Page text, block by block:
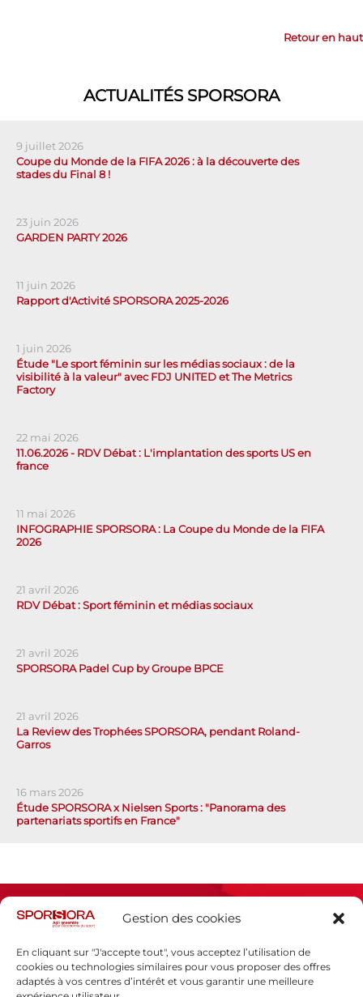
Gestion des cookies
En cliquant sur "J'accepte tout", vous acceptez l’utilisation de
cookies ou technologies similaires pour vous proposer des offres
adaptés à vos centres d’intérêt et vous garantir une meilleure
Retour en haut
ACTUALITÉS SPORSORA
9 juillet 2026
Coupe du Monde de la FIFA 2026 : à la découverte des
stades du Final 8 !
23 juin 2026
GARDEN PARTY 2026
11 juin 2026
Rapport d'Activité SPORSORA 2025-2026
1 juin 2026
Étude "Le sport féminin sur les médias sociaux : de la
visibilité à la valeur" avec FDJ UNITED et The Metrics
Factory
22 mai 2026
11.06.2026 - RDV Débat : L'implantation des sports US en
france
11 mai 2026
INFOGRAPHIE SPORSORA : La Coupe du Monde de la FIFA
2026
21 avril 2026
RDV Débat : Sport féminin et médias sociaux
21 avril 2026
SPORSORA Padel Cup by Groupe BPCE
21 avril 2026
La Review des Trophées SPORSORA, pendant Roland-
Garros
16 mars 2026
Étude SPORSORA x Nielsen Sports : "Panorama des
partenariats sportifs en France"
Espace presse